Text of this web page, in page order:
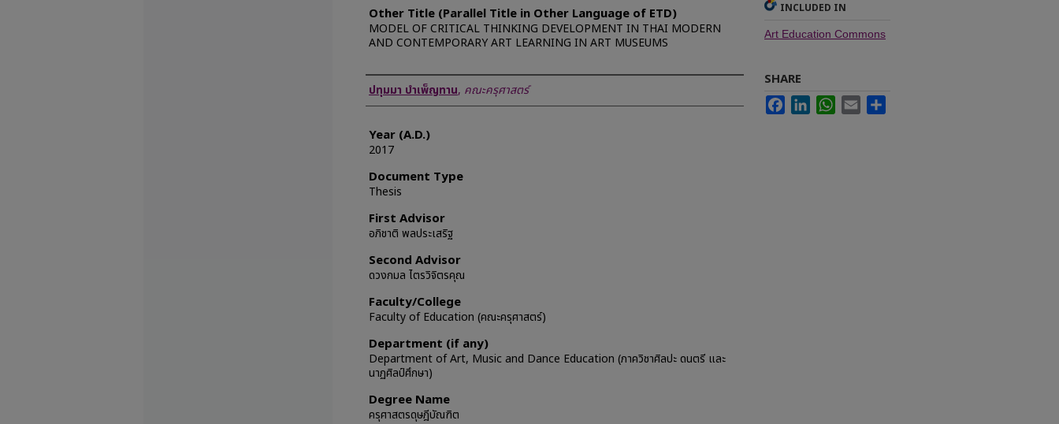
Other Title (Parallel Title in Other Language of ETD)
MODEL OF CRITICAL THINKING DEVELOPMENT IN THAI MODERN
AND CONTEMPORARY ART LEARNING IN ART MUSEUMS
Author
ปทุมมา บำเพ็ญทาน, คณะครุศาสตร์
Year (A.D.)
2017
Document Type
Thesis
First Advisor
อภิชาติ พลประเสริฐ
Second Advisor
ดวงกมล ไตรวิจิตรคุณ
Faculty/College
Faculty of Education (คณะครุศาสตร์)
Department (if any)
Department of Art, Music and Dance Education (ภาควิชาศิลปะ ดนตรี และ
นาฏศิลป์ศึกษา)
Degree Name
ครุศาสตรดุษฎีบัณฑิต
INCLUDED IN
Art Education Commons
SHARE
FacebookLinkedInWhatsApp
Email